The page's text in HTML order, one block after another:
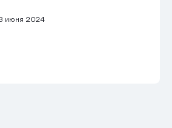
июня 2024